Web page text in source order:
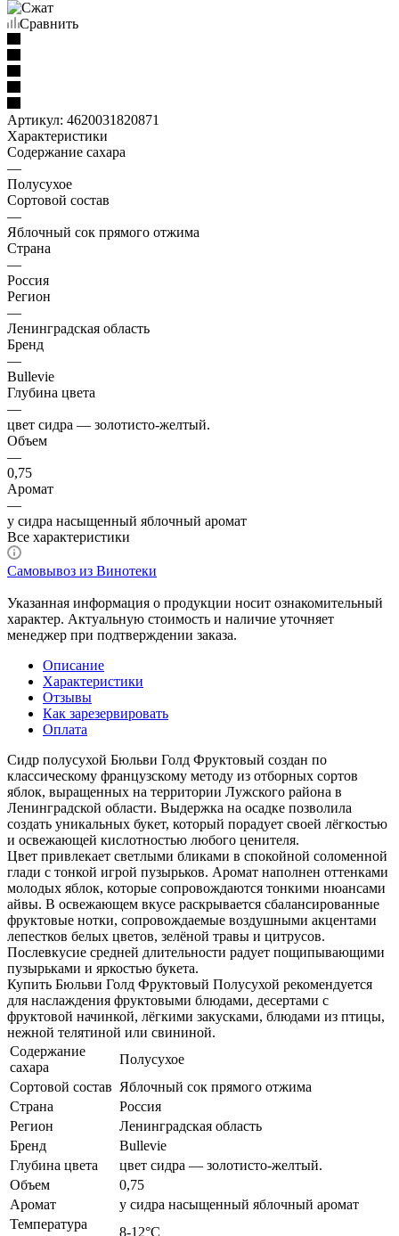
Сравнить
Артикул: 4620031820871
Характеристики
Содержание сахара
—
Полусухое
Сортовой состав
—
Яблочный сок прямого отжима
Страна
—
Россия
Регион
—
Ленинградская область
Бренд
—
Bullevie
Глубина цвета
—
цвет сидра — золотисто-желтый.
Объем
—
0,75
Аромат
—
у сидра насыщенный яблочный аромат
Все характеристики
Самовывоз из Винотеки
Указанная информация о продукции носит ознакомительный
характер. Актуальную стоимость и наличие уточняет
менеджер при подтверждении заказа.
Описание
Характеристики
Отзывы
Как зарезервировать
Оплата
Сидр полусухой Бюльви Голд Фруктовый создан по
классическому французскому методу из отборных сортов
яблок, выращенных на территории Лужского района в
Ленинградской области. Выдержка на осадке позволила
создать уникальных букет, который порадует своей лёгкостью
и освежающей кислотностью любого ценителя.
Цвет привлекает светлыми бликами в спокойной соломенной
глади с тонкой игрой пузырьков. Аромат наполнен оттенками
молодых яблок, которые сопровождаются тонкими нюансами
айвы. В освежающем вкусе раскрывается сбалансированные
фруктовые нотки, сопровождаемые воздушными акцентами
лепестков белых цветов, зелёной травы и цитрусов.
Послевкусие средней длительности радует пощипывающими
пузырьками и яркостью букета.
Купить Бюльви Голд Фруктовый Полусухой рекомендуется
для наслаждения фруктовыми блюдами, десертами с
фруктовой начинкой, лёгкими закусками, блюдами из птицы,
нежной телятиной или свининой.
Содержание
сахара
Полусухое
Сортовой состав Яблочный сок прямого отжима
Страна
Россия
Регион
Ленинградская область
Бренд
Bullevie
Глубина цвета
цвет сидра — золотисто-желтый.
Объем
0,75
Аромат
у сидра насыщенный яблочный аромат
Температура
8-12°С